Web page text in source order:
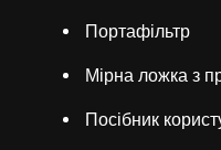
Портафільтр
Мірна ложка з
Посібник